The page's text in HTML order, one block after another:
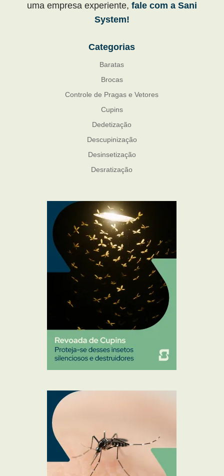
uma empresa experiente, fale com a Sani
System!
Categorias
Baratas
Brocas
Controle de Pragas e Vetores
Cupins
Dedetização
Descupinização
Desinsetização
Desratização
Mosquito Mist
Mosquitos
Percevejo de Cama
Pulgas e Carrapatos
Ratos
Sanitização
Traças